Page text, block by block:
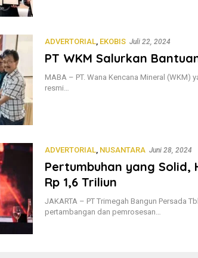
ADVERTORIAL EKOBIS Juli 22, 2024
PT WKM Salurkan
MABA – PT. Wana Kencana Mineral
resmi…
ADVERTORIAL, NUSANTARA Juni 28, 2024
Pertumbuhan yang
Rp 1,6 Triliun
JAKARTA – PT Trimegah Bangun Persada
pertambangan dan pemrosesan…